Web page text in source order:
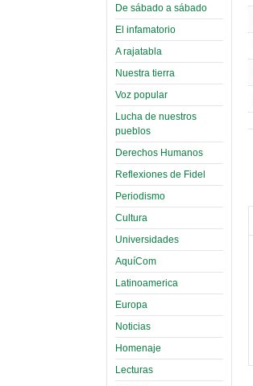
De sábado a sábado
El infamatorio
A rajatabla
Nuestra tierra
Voz popular
Lucha de nuestros
pueblos
Derechos Humanos
Reflexiones de Fidel
Periodismo
Cultura
Universidades
AquíCom
Latinoamerica
Europa
Noticias
Homenaje
Lecturas